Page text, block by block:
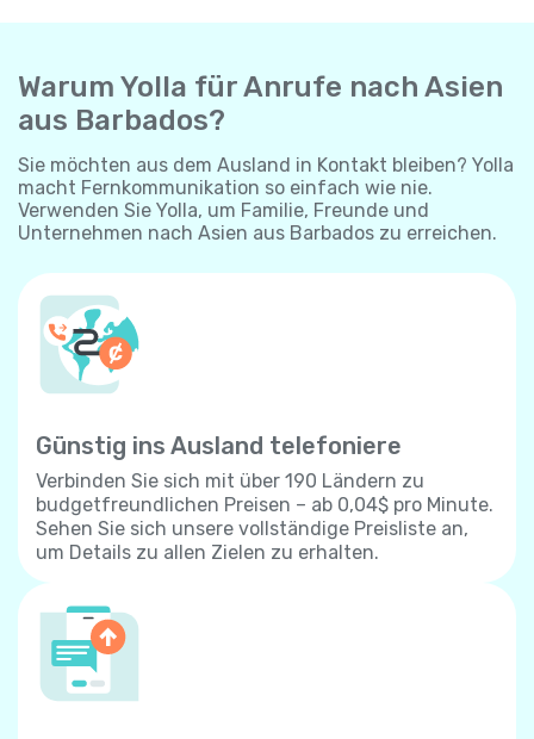
Warum Yolla für Anrufe nach Asien
aus Barbados?
Sie möchten aus dem Ausland in Kontakt bleiben? Yolla
macht Fernkommunikation so einfach wie nie.
Verwenden Sie Yolla, um Familie, Freunde und
Unternehmen nach Asien aus Barbados zu erreichen.
Günstig ins Ausland telefoniere
Verbinden Sie sich mit über 190 Ländern zu
budgetfreundlichen Preisen – ab 0,04$ pro Minute.
Sehen Sie sich unsere vollständige Preisliste an,
um Details zu allen Zielen zu erhalten.